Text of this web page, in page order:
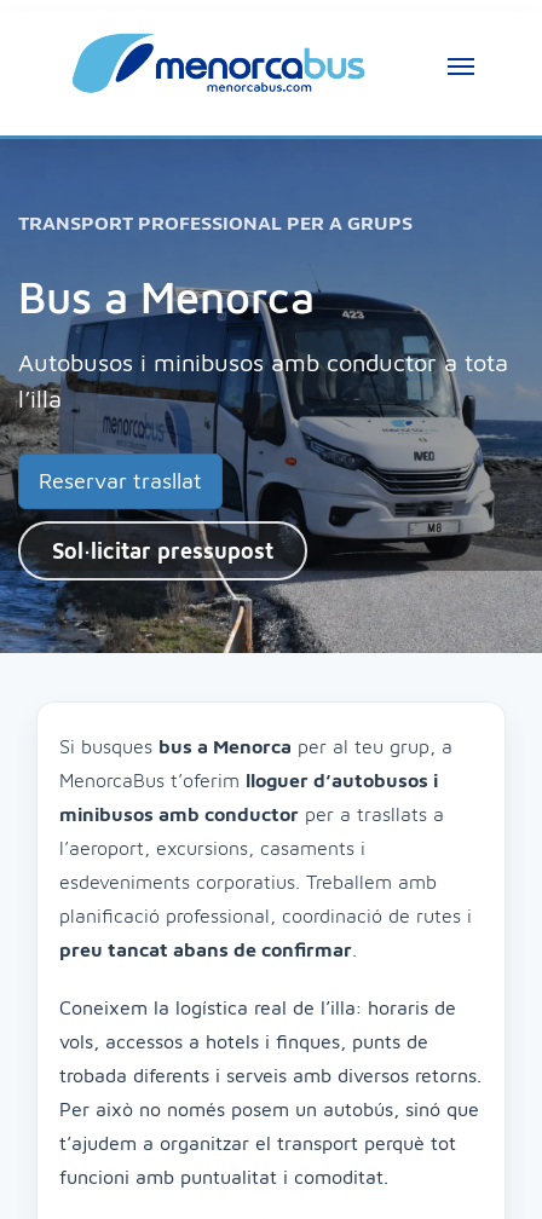
TRANSPORT PROFESSIONAL PER A GRUPS
Bus a Menorca
Autobusos i minibusos amb conductor a tota
l’illa
Reservar trasllat
Sol·licitar pressupost
Si busques bus a Menorca per al teu grup, a
MenorcaBus t’oferim lloguer d’autobusos i
minibusos amb conductor per a trasllats a
l’aeroport, excursions, casaments i
esdeveniments corporatius. Treballem amb
planificació professional, coordinació de rutes i
preu tancat abans de confirmar
Coneixem la logística real de l’illa: horaris de
vols, accessos a hotels i finques, punts de
trobada diferents i serveis amb diversos retorns.
Per això no només posem un autobús, sinó que
t’ajudem a organitzar el transport perquè tot
funcioni amb puntualitat i comoditat.